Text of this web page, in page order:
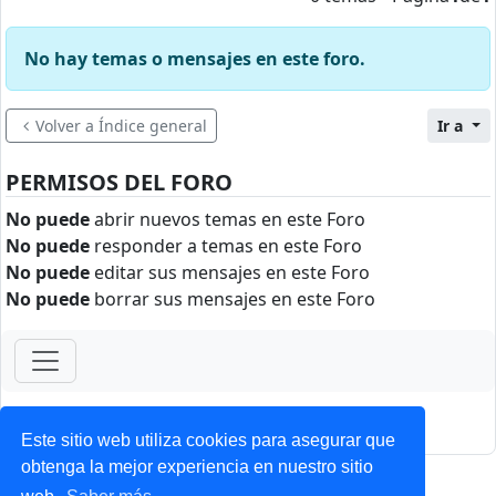
Este sitio web utiliza cookies para asegurar que
obtenga la mejor experiencia en nuestro sitio
No hay temas o mensajes en este foro.
Volver a Índice general Ir a
PERMISOS DEL FORO
No puedeabrir nuevos temas en este Foro
No puede responder a temas en este Foro
No puede editar sus mensajes en este Foro
No puede borrar sus mensajes en este Foro
ForoClub 2025
Privacidad| Condiciones